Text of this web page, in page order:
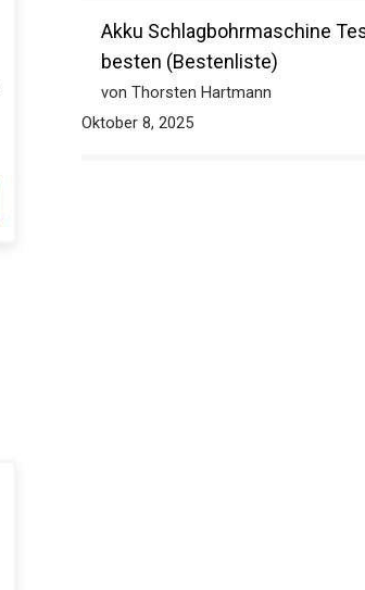
Akku Schlagbohrmaschine
besten (Bestenliste)
von Thorsten Hartmann
Oktober 8, 2025